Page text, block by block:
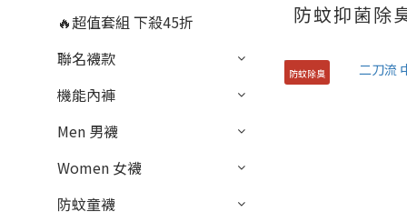
🔥超值套組 下殺45折
聯名襪款
機能內褲
Men 男襪
Women 女襪
防蚊童襪
防蚊抑菌除
防蚊除臭